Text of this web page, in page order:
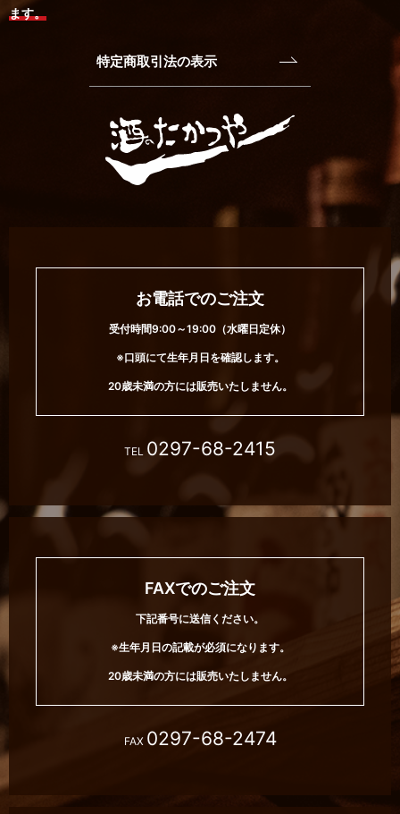
ます。
特定商取引法の表示
お電話でのご注文
受付時間9:00～19:00（水曜日定休）
※口頭にて生年月日を確認します。
20歳未満の方には販売いたしません。
TEL 0297-68-2415
FAXでのご注文
下記番号に送信ください。
※生年月日の記載が必須になります。
20歳未満の方には販売いたしません。
FAX 0297-68-2474